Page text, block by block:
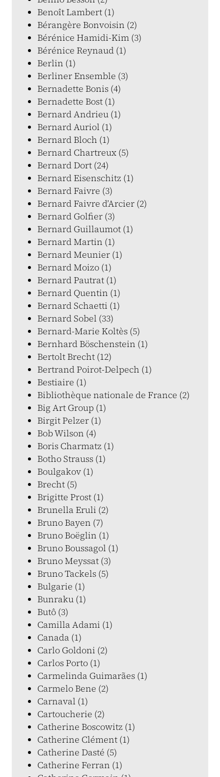
Benoît Lambert (1)
Bérangère Bonvoisin (2)
Bérénice Hamidi-Kim (3)
Bérénice Reynaud (1)
Berlin (1)
Berliner Ensemble (3)
Bernadette Bonis (4)
Bernadette Bost (1)
Bernard Andrieu (1)
Bernard Auriol (1)
Bernard Bloch (1)
Bernard Chartreux (5)
Bernard Dort (24)
Bernard Eisenschitz (1)
Bernard Faivre (3)
Bernard Faivre d’Arcier (2)
Bernard Golfier (3)
Bernard Guillaumot (1)
Bernard Martin (1)
Bernard Meunier (1)
Bernard Moizo (1)
Bernard Pautrat (1)
Bernard Quentin (1)
Bernard Schaetti (1)
Bernard Sobel (33)
Bernard-Marie Koltès (5)
Bernhard Böschenstein (1)
Bertolt Brecht (12)
Bertrand Poirot-Delpech (1)
Bestiaire (1)
Bibliothèque nationale de France (2)
Big Art Group (1)
Birgit Pelzer (1)
Bob Wilson (4)
Boris Charmatz (1)
Botho Strauss (1)
Boulgakov (1)
Brecht (5)
Brigitte Prost (1)
Brunella Eruli (2)
Bruno Bayen (7)
Bruno Boëglin (1)
Bruno Boussagol (1)
Bruno Meyssat (3)
Bruno Tackels (5)
Bulgarie (1)
Bunraku (1)
Butô (3)
Camilla Adami (1)
Canada (1)
Carlo Goldoni (2)
Carlos Porto (1)
Carmelinda Guimarães (1)
Carmelo Bene (2)
Carnaval (1)
Cartoucherie (2)
Catherine Boscowitz (1)
Catherine Clément (1)
Catherine Dasté (5)
Catherine Ferran (1)